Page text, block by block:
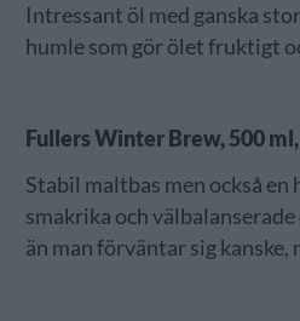
Intressant öl med ganska
humle som gör ölet fruktigt
Fullers Winter Brew, 500 ml,
Stabil maltbas men också en
smakrika och
än man förväntar sig kanske,